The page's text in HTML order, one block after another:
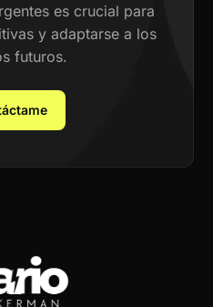
es crucial para
y adaptarse a los
futuros.